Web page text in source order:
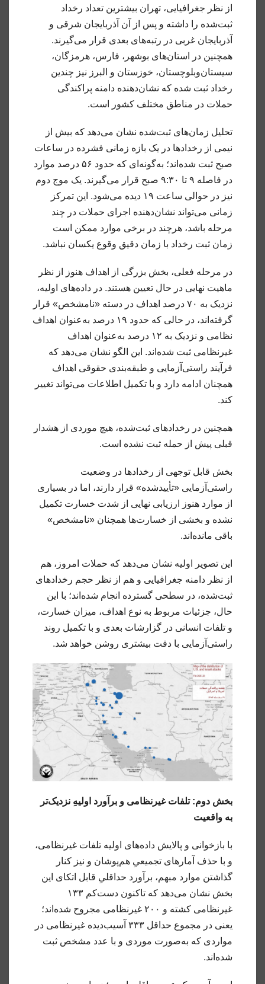
از نظر جغرافیایی، تهران بیشترین تعداد رخداد
ثبت‌شده را داشته و پس از آن آذربایجان شرقی و
آذربایجان غربی در رتبه‌های بعدی قرار می‌گیرند.
همچنین در استان‌های بوشهر، فارس، هرمزگان،
سیستان‌و‌بلوچستان، خوزستان و البرز نیز چندین
رخداد ثبت شده که نشان‌دهنده دامنه پراکندگی
حملات در مناطق مختلف کشور است.
تحلیل زمان‌های ثبت‌شده نشان می‌دهد که بیش از
نیمی از رخدادها در یک بازه زمانی فشرده در ساعات
صبح ثبت شده‌اند؛ به‌گونه‌ای که حدود ۵۶ درصد موارد
در فاصله ۹ تا ۹:۳۰ صبح قرار می‌گیرند. یک موج دوم
نیز در حوالی ساعت ۱۹ دیده می‌شود. این تمرکز
زمانی می‌تواند نشان‌دهنده اجرای حملات در چند
مرحله باشد، هرچند در برخی موارد ممکن است
زمان ثبت رخداد با زمان دقیق وقوع یکسان نباشد.
در مرحله فعلی، بخش بزرگی از اهداف هنوز از نظر
ماهیت نهایی در حال تعیین هستند. در داده‌های اولیه،
نزدیک به ۷۰ درصد اهداف در دسته «نامشخص» قرار
گرفته‌اند، در حالی که حدود ۱۹ درصد به‌عنوان اهداف
نظامی و نزدیک به ۱۲ درصد به‌عنوان اهداف
غیرنظامی ثبت شده‌اند. این الگو نشان می‌دهد که
فرآیند راستی‌آزمایی و طبقه‌بندی حقوقی اهداف
همچنان ادامه دارد و با تکمیل اطلاعات می‌تواند تغییر
کند.
همچنین در رخدادهای ثبت‌شده، هیچ موردی از هشدار
قبلی پیش از حمله ثبت نشده است.
بخش قابل توجهی از رخدادها در وضعیت
راستی‌آزمایی «تأییدشده» قرار دارند، اما در بسیاری
از موارد هنوز ارزیابی نهایی از شدت خسارت تکمیل
نشده و بخشی از خسارت‌ها همچنان «نامشخص»
باقی مانده‌اند.
این تصویر اولیه نشان می‌دهد که حملات امروز، هم
از نظر دامنه جغرافیایی و هم از نظر حجم رخدادهای
ثبت‌شده، در سطحی گسترده انجام شده‌اند؛ با این
حال، جزئیات مربوط به نوع اهداف، میزان خسارت،
و تلفات انسانی در گزارشات بعدی و با تکمیل روند
راستی‌آزمایی با دقت بیشتری روشن خواهد شد.
بخش دوم: تلفات غیرنظامی و برآورد اولیهِ نزدیک‌تر
به واقعیت
با بازخوانی و پالایش داده‌های اولیه تلفات غیرنظامی،
و با حذف آمارهای تجمیعیِ هم‌پوشان و نیز کنار
گذاشتن موارد مبهم، برآورد حداقلیِ قابل اتکای این
بخش نشان می‌دهد که تاکنون دست‌کم ۱۳۳
غیرنظامی کشته و ۲۰۰ غیرنظامی مجروح شده‌اند؛
یعنی در مجموع حداقل ۳۳۳ آسیب‌دیده غیرنظامی در
مواردی که به‌صورت موردی و با عدد مشخص ثبت
شده‌اند.